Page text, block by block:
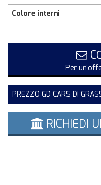
Colore interni
Per
PREZZO GD CARS DI
RICHIEDI